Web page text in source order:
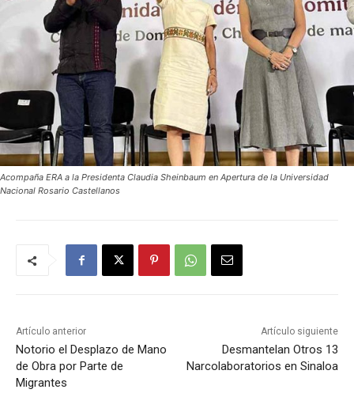
Acompaña ERA a la Presidenta Claudia Sheinbaum en Apertura de la Universidad
Nacional Rosario Castellanos
Artículo anterior
Notorio el Desplazo de Mano
de Obra por Parte de
Migrantes
Artículo siguiente
Desmantelan Otros 13
Narcolaboratorios en Sinaloa